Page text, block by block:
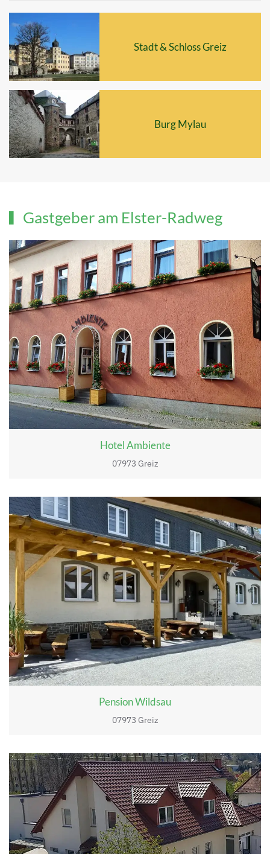
Stadt & Schloss Greiz
Burg Mylau
Gastgeber am Elster-Radweg
Hotel Ambiente
07973 Greiz
Pension Wildsau
07973 Greiz